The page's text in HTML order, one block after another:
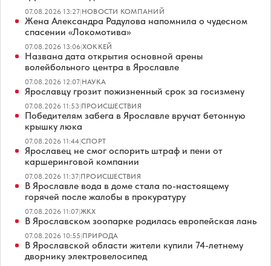
07.08.2026 13:27|НОВОСТИ КОМПАНИЙ
Жена Александра Радулова напомнила о чудесном
спасении «Локомотива»
07.08.2026 13:06|ХОККЕЙ
Названа дата открытия основной арены
волейбольного центра в Ярославле
07.08.2026 12:07|НАУКА
Ярославцу грозит пожизненный срок за госизмену
07.08.2026 11:53|ПРОИСШЕСТВИЯ
Победителям забега в Ярославле вручат бетонную
крышку люка
07.08.2026 11:44|СПОРТ
Ярославец не смог оспорить штраф и пени от
каршеринговой компании
07.08.2026 11:37|ПРОИСШЕСТВИЯ
В Ярославле вода в доме стала по-настоящему
горячей после жалобы в прокуратуру
07.08.2026 11:07|ЖКХ
В Ярославском зоопарке родилась европейская лань
07.08.2026 10:55|ПРИРОДА
В Ярославской области жители купили 74-летнему
дворнику электровелосипед